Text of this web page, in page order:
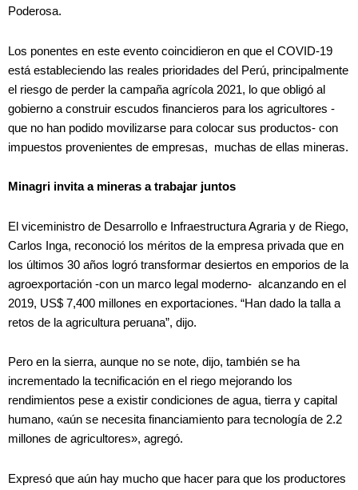
Poderosa.
Los ponentes en este evento coincidieron en que el COVID-19
está estableciendo las reales prioridades del Perú, principalmente
el riesgo de perder la campaña agrícola 2021, lo que obligó al
gobierno a construir escudos financieros para los agricultores -
que no han podido movilizarse para colocar sus productos- con
impuestos provenientes de empresas, muchas de ellas mineras.
Minagri invita a mineras a trabajar juntos
El viceministro de Desarrollo e Infraestructura Agraria y de Riego,
Carlos Inga, reconoció los méritos de la empresa privada que en
los últimos 30 años logró transformar desiertos en emporios de la
agroexportación -con un marco legal moderno- alcanzando en el
2019, US$ 7,400 millones en exportaciones. “Han dado la talla a
retos de la agricultura peruana”, dijo.
Pero en la sierra, aunque no se note, dijo, también se ha
incrementado la tecnificación en el riego mejorando los
rendimientos pese a existir condiciones de agua, tierra y capital
humano, «aún se necesita financiamiento para tecnología de 2.2
millones de agricultores», agregó.
Expresó que aún hay mucho que hacer para que los productores